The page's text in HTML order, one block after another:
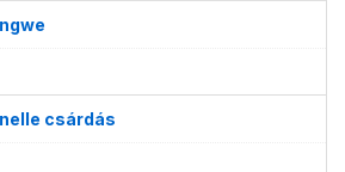
csárdás